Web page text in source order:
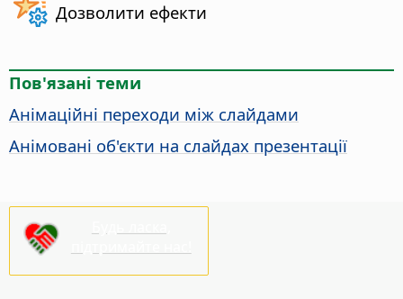
Дозволити ефекти
Пов'язані теми
Анімаційні переходи між слайдами
Анімовані об'єкти на слайдах презентації